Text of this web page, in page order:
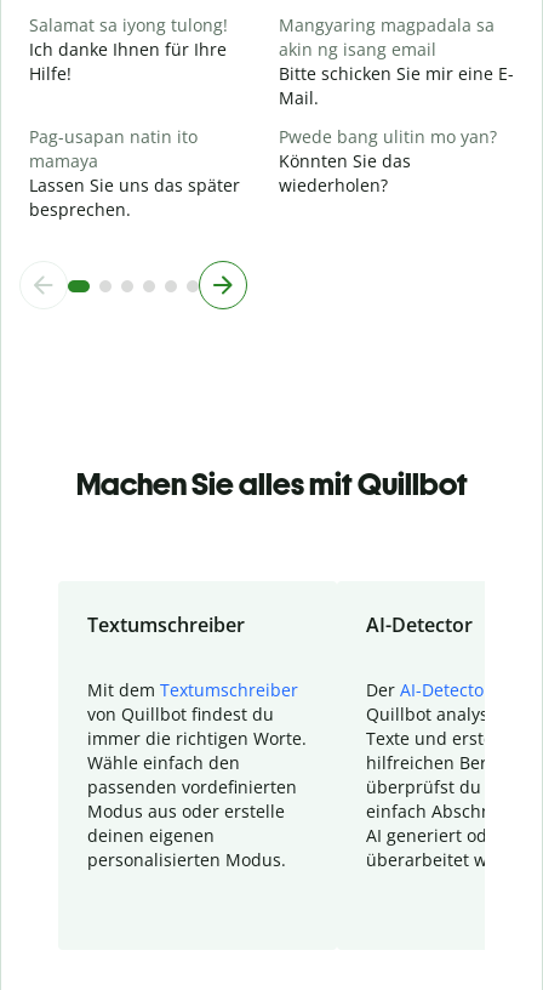
Salamat sa iyong tulong!
Ich danke Ihnen für Ihre
Hilfe!
Mangyaring magpadala sa
akin ng isang email
Bitte schicken Sie mir eine E-
Mail.
Pag-usapan natin ito
mamaya
Lassen Sie uns das später
besprechen.
Pwede bang ulitin mo yan?
Könnten Sie das
wiederholen?
Machen Sie alles mit Quillbot
Textumschreiber
Mit dem Textumschreiber
von Quillbot findest du
immer die richtigen Worte.
Wähle einfach den
passenden vordefinierten
Modus aus oder erstelle
deinen eigenen
personalisierten Modus.
AI-Detector
Der AI-Detector
Quillbot analysiert
Texte und erstellt
hilfreichen Bericht.
überprüfst du
einfach Abschnitte,
AI generiert oder
überarbeitet wurden.